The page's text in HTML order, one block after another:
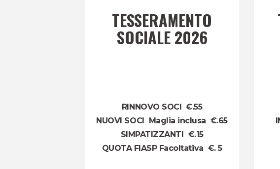
TESSERAMENTO
SOCIALE 2026
RINNOVO SOCI €.55
NUOVI SOCI Maglia inclusa €.65
SIMPATIZZANTI €.15
QUOTA FIASP Facoltativa €. 5